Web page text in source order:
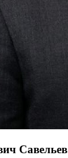
Савельев